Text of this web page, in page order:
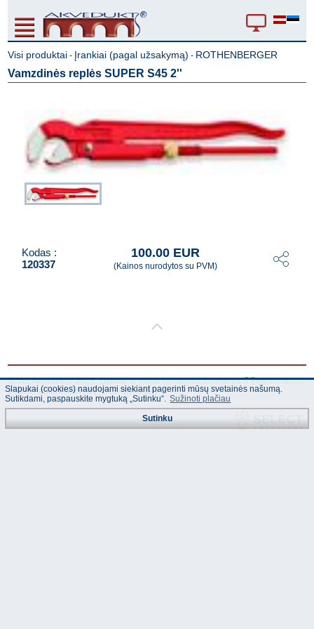
Visi produktai - Įrankiai (pagal užsakymą) - ROTHENBERGER
Vamzdinės replės SUPER S45 2''
Kodas :
120337
100.00 EUR
(Kainos nurodytos su PVM)
© "AS Akvedukts" 2026. Dalinai ar pilnai naudojant duomenis iš šios svetainės
būtina naudoti nuorodą Į "AS Akvedukts"!
Slapukai (cookies) naudojami siekiant pagerinti mūsų svetainės našumą.
Sutikdami, paspauskite mygtuką „Sutinku“. Sužinoti plačiau
Sutinku